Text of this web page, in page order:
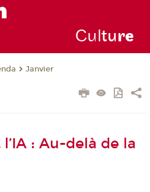
Culture
Janvier
: Au-delà de la